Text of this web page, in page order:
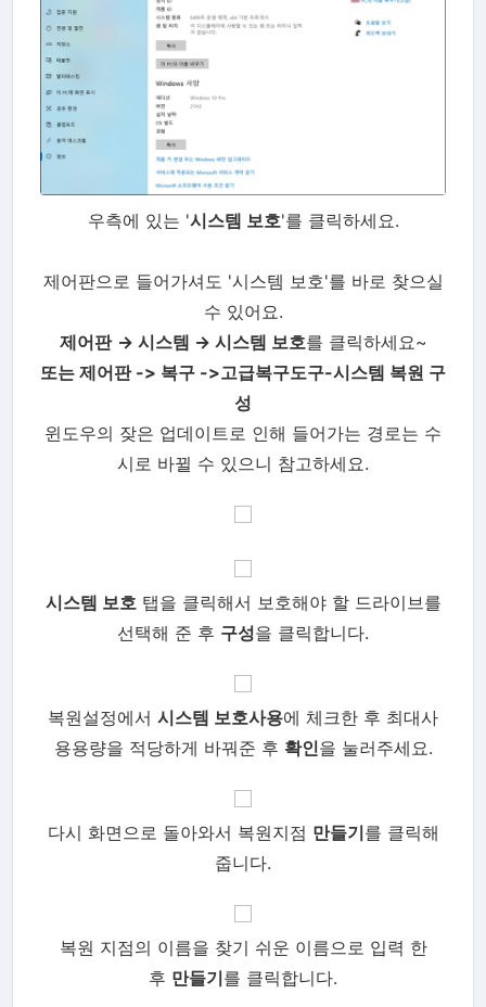
우측에 있는 '시스템 보호'를 클릭하세요.
제어판으로 들어가셔도 '시스템 보호'를 바로 찾으실
수 있어요.
제어판 → 시스템 → 시스템 보호를 클릭하세요~
또는 제어판 -> 복구 ->고급복구도구-시스템 복원 구
성
윈도우의 잦은 업데이트로 인해 들어가는 경로는 수
시로 바뀔 수 있으니 참고하세요.
시스템 보호 탭을 클릭해서 보호해야 할 드라이브를
선택해 준 후 구성을 클릭합니다.
복원설정에서 시스템 보호사용에 체크한 후 최대사
용용량을 적당하게 바꿔준 후 확인을 눌러주세요.
다시 화면으로 돌아와서 복원지점 만들기를 클릭해
줍니다.
복원 지점의 이름을 찾기 쉬운 이름으로 입력 한
후 만들기를 클릭합니다.